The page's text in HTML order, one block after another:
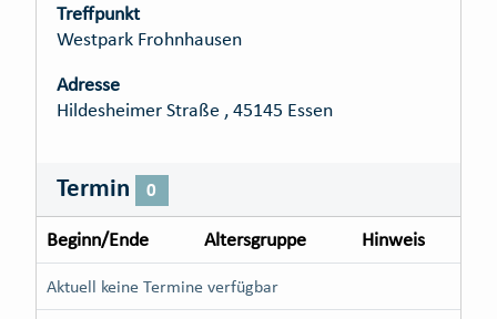
Treffpunkt
Westpark Frohnhausen
Adresse
Hildesheimer Straße , 45145 Essen
Termin 0
Beginn/Ende Altersgruppe Hinweis
Aktuell keine Termine verfügbar